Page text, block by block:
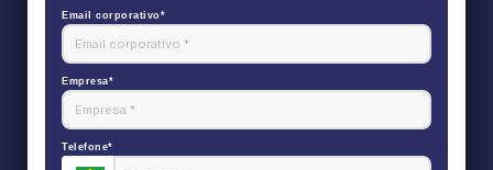
Email corporativo*
Empresa*
Telefone*